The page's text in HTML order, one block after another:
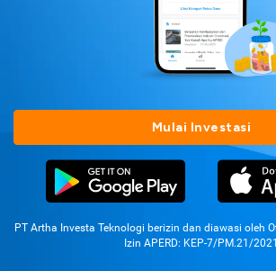
Mulai Investasi
PT Artha Investa Teknologi berizin dan diawasi oleh
Izin APERD: KEP-7/PM.21/2021